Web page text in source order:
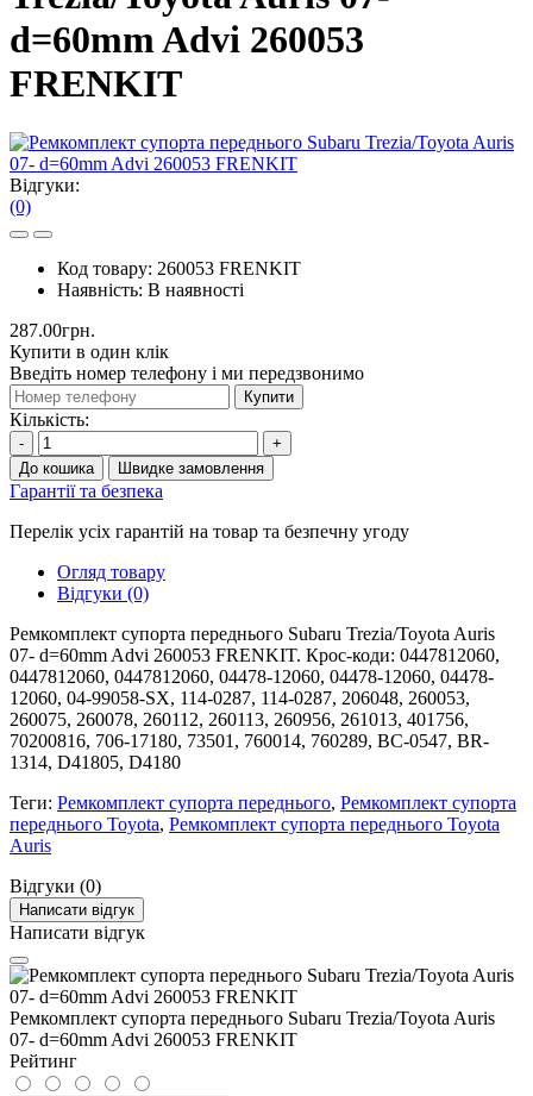
d=60mm Advi 260053
FRENKIT
Відгуки:
(0)
Код товару: 260053 FRENKIT
Наявність: В наявності
287.00грн.
Купити в один клік
Введіть номер телефону і ми передзвонимо
Купити
Кількість:
-
+
До кошика
Швидке замовлення
Гарантії та безпека
Перелік усіх гарантій на товар та безпечну угоду
Огляд товару
Відгуки (0)
Ремкомплект супорта переднього Subaru Trezia/Toyota Auris
07- d=60mm Advi 260053 FRENKIT. Крос-коди: 0447812060,
0447812060, 0447812060, 04478-12060, 04478-12060, 04478-
12060, 04-99058-SX, 114-0287, 114-0287, 206048, 260053,
260075, 260078, 260112, 260113, 260956, 261013, 401756,
70200816, 706-17180, 73501, 760014, 760289, BC-0547, BR-
1314, D41805, D4180
Теги: Ремкомплект супорта переднього, Ремкомплект супорта
переднього Toyota, Ремкомплект супорта переднього Toyota
Auris
Відгуки (0)
Написати відгук
Написати відгук
Ремкомплект супорта переднього Subaru Trezia/Toyota Auris
07- d=60mm Advi 260053 FRENKIT
Рейтинг